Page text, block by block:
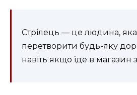
Стрілець — це людина, яка
перетворити будь-яку
навіть якщо їде в магазин